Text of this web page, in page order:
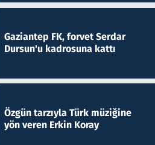
Gaziantep FK, forvet Serdar
Dursun'u kadrosuna kattı
Özgün tarzıyla Türk müziğine
yön veren Erkin Koray